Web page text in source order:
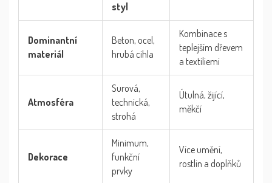
styl
Dominantní
materiál
Beton, ocel,
hrubá cihla
Kombinace s
teplejším dřevem
a textiliemi
Atmosféra
Surová,
technická,
strohá
Útulná, žijící,
měkčí
Dekorace
Minimum,
funkční
prvky
Více umění,
rostlin a doplňků